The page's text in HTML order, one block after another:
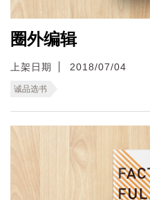
圈外编辑
上架日期 2018/07/04
诚品选书